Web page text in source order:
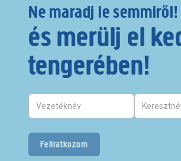
Ne maradj le
és merülj el
tengerében!
Feliratkozom